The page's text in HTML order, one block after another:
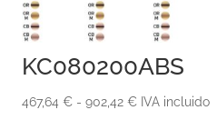
KC080200ABS
467,64 € - 902,42 €Rango
IVA incluido